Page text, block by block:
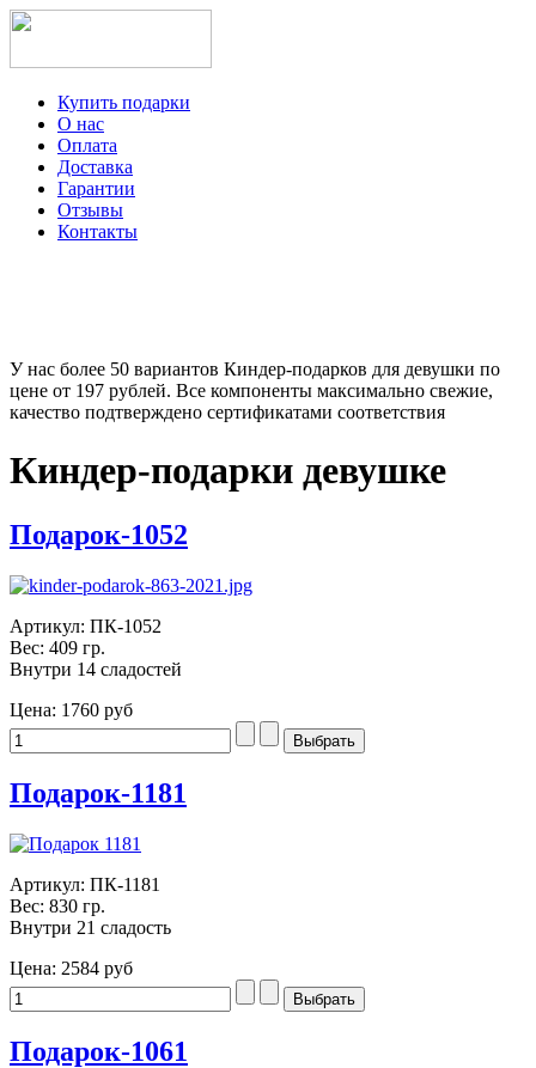
Купить подарки
О нас
Оплата
Доставка
Гарантии
Отзывы
Контакты
У нас более 50 вариантов Киндер-подарков для девушки по
цене от 197 рублей. Все компоненты максимально свежие,
качество подтверждено сертификатами соответствия
Киндер-подарки девушке
Подарок-1052
Артикул: ПК-1052
Вес: 409 гр.
Внутри 14 сладостей
Цена: 1760 руб
Подарок-1181
Артикул: ПК-1181
Вес: 830 гр.
Внутри 21 сладость
Цена: 2584 руб
Подарок-1061